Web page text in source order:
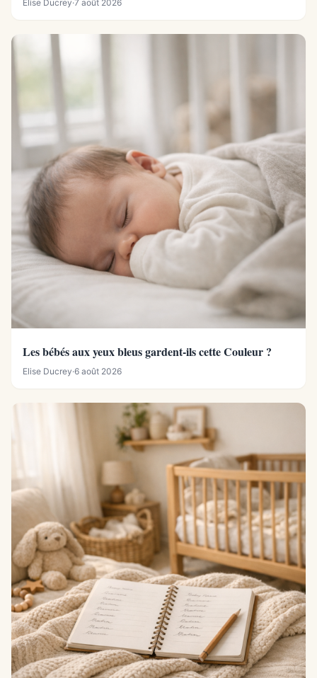
Elise Ducrey·7 août 2026
Les bébés aux yeux bleus gardent-ils cette Couleur ?
Elise Ducrey·6 août 2026